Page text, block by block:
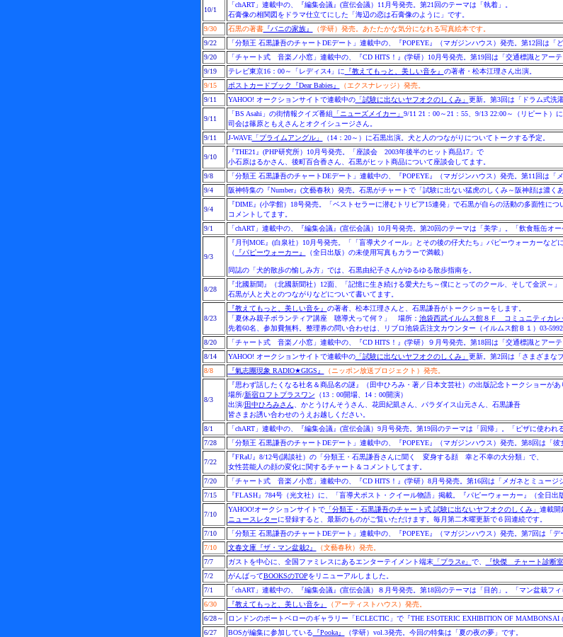
10/1
「chART」連載中の、『編集会議』(宣伝会議）11月号発売。第21回のテーマは「執着」。
石膏像の相関図をドラマ仕立てにした「海辺の恋は石膏像のように」です。
9/30
石黒の著書『バニの家族』
（学研）発売。あたたかな気分になれる写真絵本です。
9/22
「分類王 石黒謙吾のチャートDEデート」連載中の、『POPEYE』（マガジンハウス）発売。第12回は「
9/20
「チャート式 音楽ノ小窓」連載中の、『CD HITS！』(学研）10月号発売。第19回は「交通標識とアー
9/19
テレビ東京16：00～「レディス4」に 『教えてもっと、美しい音を』 の著者・松本江理さん出演。
9/15
ポストカードブック『Dear Babies』
（エクスナレッジ）発売。
9/11
YAHOO! オークションサイトで連載中の「試験に出ないヤフオクのしくみ」 更新。第3回は「ドラム式洗
9/11
「BS Asahi」の街情報クイズ番組 「ニューズメイカー」 9/11 21：00～21：55、9/13 22:00～（リピート）に
司会は篠原ともえさんとオクイシュージさん。
9/11
J-WAVE「プライムアングル」 （14：20～）に石黒出演。犬と人のつながりについてトークする予定。
9/10
『THE21』(PHP研究所）10月号発売。「座談会 2003年後半のヒット商品17」で
小石原はるかさん、後町百合香さん、石黒がヒット商品について座談会してます。
9/8
「分類王 石黒謙吾のチャートDEデート」連載中の、『POPEYE』（マガジンハウス）発売。第11回は「
9/4
阪神特集の『Number』(文藝春秋）発売。石黒がチャートで「試験に出ない猛虎のしくみ～阪神顔は濃く
9/4
『DIME』(小学館）18号発売。「ベストセラーに潜むトリビア15連発」で石黒が自らの活動の多面性につ
コメントしてます。
9/1
「chART」連載中の、『編集会議』(宣伝会議）10月号発売。第20回のテーマは「美学」。「飲食瓶缶オー
9/3
『月刊MOE』(白泉社）10月号発売。「「盲導犬クイール」とその後の仔犬たち」パピーウォーカーなど
（ 『パピーウォーカー』 （全日出版）の未使用写真もカラーで満載）
同誌の「犬的散歩の愉しみ方」では、石黒由紀子さんがゆるゆる散歩指南を。
8/28
『北國新聞』（北國新聞社）12面、「記憶に生き続ける愛犬たち～僕にとってのクール、そして金沢～」
石黒が人と犬とのつながりなどについて書いてます。
8/23
『教えてもっと、美しい音を』 の著者、松本江理さんと、石黒謙吾がトークショーをします。
「夏休み親子ボランティア講座 聴導犬って何？」 場所： 池袋西武イルムス館８Ｆ コミュニティカレ
先着60名、参加費無料。整理券の問い合わせは、リブロ池袋店注文カウンター（イルムス館Ｂ１）03-5992-
8/20
「チャート式 音楽ノ小窓」連載中の、『CD HITS！』(学研）９月号発売。第18回は「交通標識とアー
8/14
YAHOO! オークションサイトで連載中の「試験に出ないヤフオクのしくみ」 更新。第2回は「さまざまな
8/8
『氣志團現象 RADIO★GIGS』 （ニッポン放送プロジェクト）発売。
8/3
『思わず話したくなる社名＆商品名の謎』（田中ひろみ・著／日本文芸社）の出版記念トークショーがあ
場所/新宿ロフトプラスワン （13：00開場、14：00開演）
出演/田中ひろみさん 、かとうけんそうさん、花田紀凱さん、パラダイス山元さん、石黒謙吾
皆さまお誘い合わせのうえお越しください。
8/1
「chART」連載中の、『編集会議』(宣伝会議）9月号発売。第19回のテーマは「回帰」。「ピザに使われ
7/28
「分類王 石黒謙吾のチャートDEデート」連載中の、『POPEYE』（マガジンハウス）発売。第8回は「彼
7/22
『FRaU』8/12号(講談社）の「分類王・石黒謙吾さんに聞く 変身する顔 幸と不幸の大分類」で、
女性芸能人の顔の変化に関するチャート＆コメントしてます。
7/20
「チャート式 音楽ノ小窓」連載中の、『CD HITS！』(学研）8月号発売。第16回は「メガネとミュージ
7/15
『FLASH』784号（光文社）に、「盲導犬ポスト・クイール物語」掲載。『パピーウォーカー』（全日出
7/10
YAHOO!オークションサイトで「分類王・石黒謙吾のチャート式 試験に出ないヤフオクのしくみ」 連載開
ニュースレターに登録すると、最新のものがご覧いただけます。毎月第二木曜更新で６回連続です。
7/10
「分類王 石黒謙吾のチャートDEデート」連載中の、『POPEYE』（マガジンハウス）発売。第7回は「デ
7/10
文春文庫『ザ・マン盆栽2』
（文藝春秋）発売。
7/7
ガストを中心に、全国ファミレスにあるエンターテイメント端末「プラスe」 で、 『快傑 チャート診断室
7/2
がんばってBOOKSのTOPをリニューアルしました。
7/1
「chART」連載中の、『編集会議』(宣伝会議）８月号発売。第18回のテーマは「目的」。「マン盆栽フィ
6/30
『教えてもっと、美しい音を』
（アーティストハウス）発売。
6/28～
ロンドンのポートベローのギャラリー「ECLECTIC」で『THE ESOTERIC EXHIBITION OF MAMBONSAI
6/27
BOSが編集に参加している 『Pooka』
（学研）vol.3発売。今回の特集は「夏の夜の夢」です。